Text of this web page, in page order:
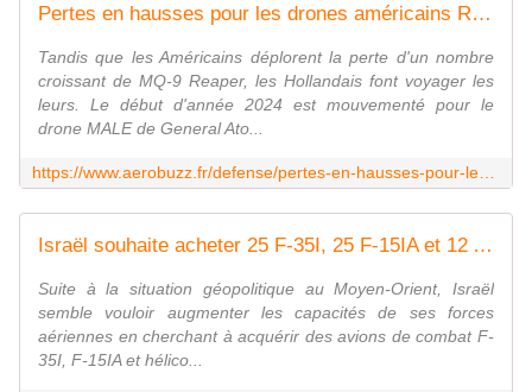
Pertes en hausses pour les drones américains Reaper - Aerobuzz
Tandis que les Américains déplorent la perte d'un nombre
croissant de MQ-9 Reaper, les Hollandais font voyager les
leurs. Le début d'année 2024 est mouvementé pour le
drone MALE de General Ato...
Israël souhaite acheter 25 F-35I, 25 F-15IA et 12 AH-64
Suite à la situation géopolitique au Moyen-Orient, Israël
semble vouloir augmenter les capacités de ses forces
aériennes en cherchant à acquérir des avions de combat F-
35I, F-15IA et hélico...